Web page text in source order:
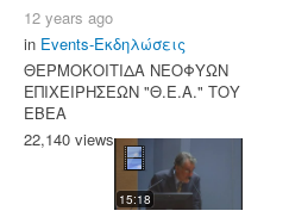
12 years ago
in Events-Εκδηλώσεις
ΘΕΡΜΟΚΟΙΤΙΔΑ ΝΕΟΦΥΩΝ
ΕΠΙΧΕΙΡΗΣΕΩΝ "Θ.Ε.Α." ΤΟΥ
ΕΒΕΑ
22,140 views
15:18